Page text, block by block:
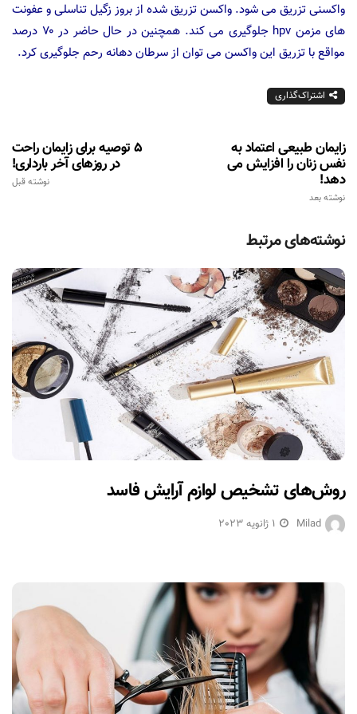
واکسنی تزریق می شود. واکسن تزریق شده از بروز زگیل تناسلی و عفونت
های مزمن hpv جلوگیری می کند. همچنین در حال حاضر در ۷۰ درصد
مواقع با تزریق این واکسن می توان از سرطان دهانه رحم جلوگیری کرد.
اشتراک‌گذاری
5 توصیه برای زایمان راحت
در روزهای آخر بارداری!
نوشته قبل
زایمان طبیعی اعتماد به
نفس زنان را افزایش می
دهد!
نوشته بعد
نوشته‌های مرتبط
روش‌های تشخیص لوازم آرایش فاسد
Milad 1 ژانویه 2023